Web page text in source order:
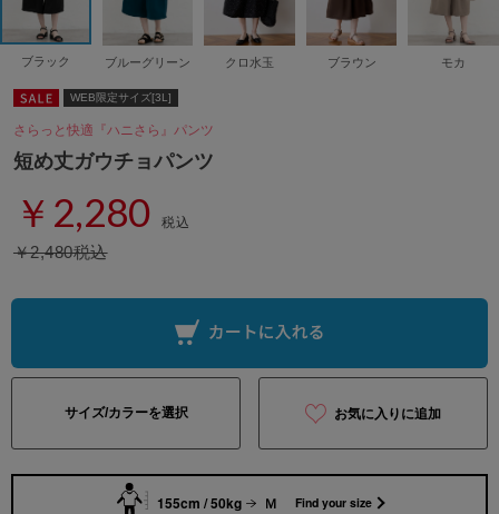
ブラック ブルーグリーン クロ水玉 ブラウン モカ
WEB限定サイズ[3L]
さらっと快適『ハニさら』パンツ
短め丈ガウチョパンツ
￥2,280 税込
￥2,480税込
サイズ/カラーを選択 お気に入りに追加
155cm / 50kg Ｍ Find your size